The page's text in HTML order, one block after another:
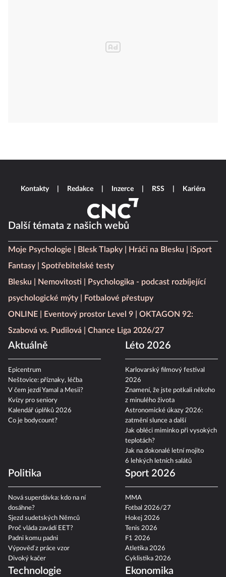
Další témata z našich webů
Moje Psychologie Blesk Tlapky Hráči na Blesku
iSport
Fantasy
Spotřebitelské testy
Blesku
Nemovitosti
Psychologika - podcast rozbíjející
psychologické mýty
Fotbalové přestupy
ONLINE
Eventový prostor Level 9
OKTAGON 92:
Szabová vs. Pudilová
Chance Liga 2026/27
Aktuálně
Epicentrum
Neštovice: příznaky, léčba
V čem jezdí Yamal a Mesii?
Kvízy pro seniory
Kalendář úplňků 2026
Co je bodycount?
Léto 2026
Karlovarský filmový festival
2026
Znamení, že jste potkali někoho
z minulého života
Astronomické úkazy 2026:
zatmění slunce a další
Jak obléci miminko při vysokých
teplotách?
Jak na dokonalé letní mojito
6 lehkých letních salátů
Politika
Nová superdávka: kdo na ní
dosáhne?
Sjezd sudetských Němců
Proč vláda zavádí EET?
Padni komu padni
Výpověď z práce vzor
Divoký kačer
Sport 2026
MMA
Fotbal 2026/27
Hokej 2026
Tenis 2026
F1 2026
Atletika 2026
Cyklistika 2026
Technologie Ekonomika
Kontakty Redakce Inzerce RSS Kariéra